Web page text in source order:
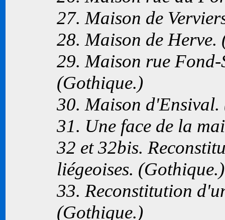
27. Maison de
28. Maison de
29. Maison rue
(Gothique.)
30. Maison d'Ensival.
31. Une face de la
32 et 32bis.
liégeoises. (Gothique.)
33. Reconstitution
(Gothique.)